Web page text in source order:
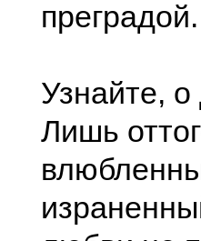
преградой.
Узнайте,
Лишь